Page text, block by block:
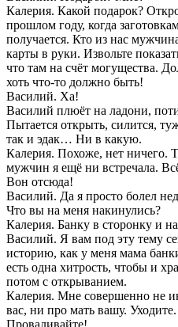
Калерия. Какой подарок?
прошлом году, когда
получается. Кто из нас
карты в руки. Извольте
что там на счёт могущества.
хоть что-то должно быть!
Василий. Ха!
Василий плюёт на ладони,
Пытается открыть, силится,
так и эдак… Ни в какую.
Калерия. Похоже, нет ничего.
мужчин я ещё ни встречала.
Вон отсюда!
Василий. Да я просто болел
Что вы на меня накинулись?
Калерия. Банку в сторонку и
Василий. Я вам под эту тему
историю, как у меня мама
есть одна хитрость, чтобы и
потом с открыванием.
Калерия. Мне совершенно не
вас, ни про мать вашу.
Проваливайте!